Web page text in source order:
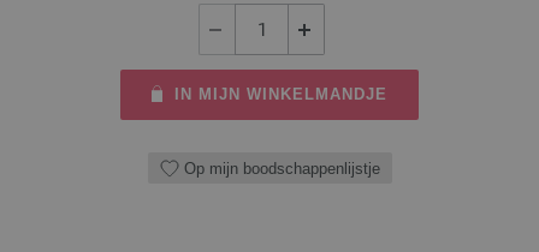
IN MIJN WINKELMANDJE
Op mijn boodschappenlijstje